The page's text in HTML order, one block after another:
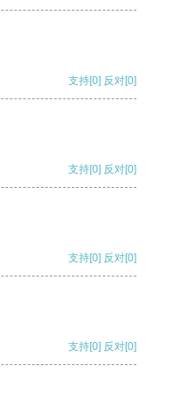
支持[0] 反对[0]
支持[0] 反对[0]
支持[0] 反对[0]
支持[0] 反对[0]